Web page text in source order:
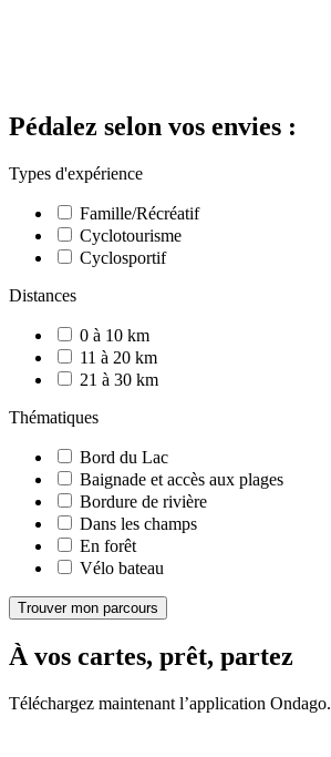
Pédalez selon vos envies :
Types d'expérience
Famille/Récréatif
Cyclotourisme
Cyclosportif
Distances
0 à 10 km
11 à 20 km
21 à 30 km
Thématiques
Bord du Lac
Baignade et accès aux plages
Bordure de rivière
Dans les champs
En forêt
Vélo bateau
À vos cartes, prêt, partez
Téléchargez maintenant l’application Ondago.